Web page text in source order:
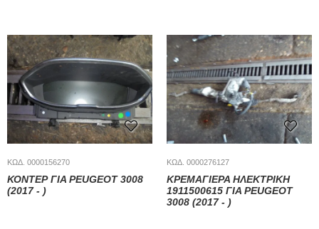
ΚΩΔ. 0000156270
ΚΟΝΤΕΡ ΓΙΑ PEUGEOT 3008
(2017 - )
ΚΩΔ. 0000276127
ΚΡΕΜΑΓΙΕΡΑ ΗΛΕΚΤΡΙΚΗ
1911500615 ΓΙΑ PEUGEOT
3008 (2017 - )